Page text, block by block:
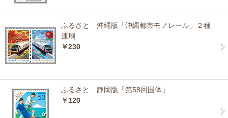
ふるさと 沖縄版「沖縄都市モノレール」２種
連刷
￥230
ふるさと 静岡版「第58回国体」
￥120